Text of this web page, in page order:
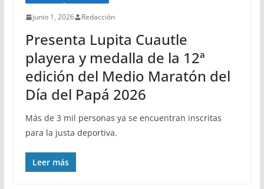
junio 1, 2026 Redacción
Presenta Lupita Cuautle
playera y medalla de la 12ª
edición del Medio Maratón del
Día del Papá 2026
Más de 3 mil personas ya se encuentran inscritas
para la justa deportiva.
Leer más